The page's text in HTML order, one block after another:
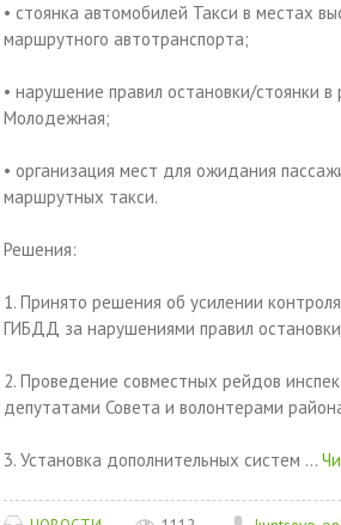
• стоянка автомобилей Такси в местах
маршрутного автотранспорта;
• нарушение правил остановки/стоянки
Молодежная;
• организация мест для ожидания
маршрутных такси.
Решения:
1. Принято решения об усилении
ГИБДД за нарушениями правил
2. Проведение совместных рейдов
депутатами Совета и волонтерами
3. Установка дополнительных систем ...